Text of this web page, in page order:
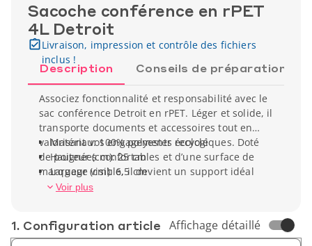
Sacoche conférence en rPET
4L Detroit
Livraison, impression et contrôle des fichiers
inclus !
Description Conseils de préparation
Associez fonctionnalité et responsabilité avec le
sac conférence Detroit en rPET. Léger et solide, il
transporte documents et accessoires tout en
valorisant vos engagements écologiques. Doté
de poignées confortables et d’une surface de
marquage visible, il devient un support idéal
pour vos séminaires, salons et événements pros.
Matériau: 100% polyester recyclé
Hauteur (cm): 25 cm
Largeur (cm): 6,5 cm
Poids unitaire: 160 gr
Voir plus
1. Conf­iguration article Affichage détaillé